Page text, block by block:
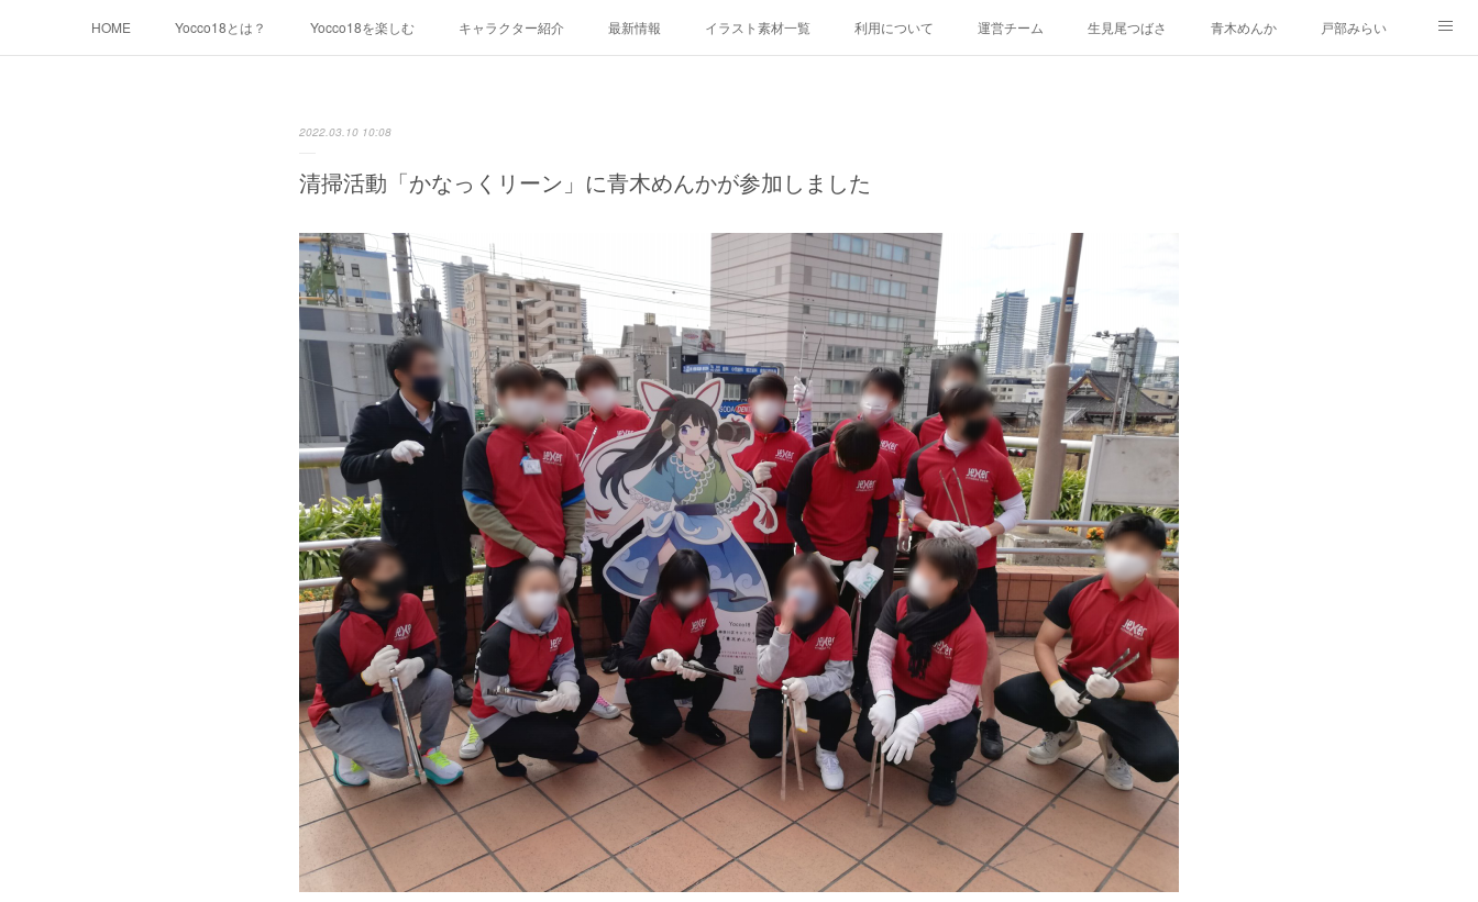
HOME Yocco18とは？ Yocco18を楽しむ キャラクター紹介 最新情報 イラスト素材一覧 利用について 運営チーム 生見尾つばさ 青木めんか 戸部みらい
瀬谷みつき
開港都市・横浜の歴史
2022.03.10 10:08
清掃活動「かなっくリーン」に青木めんかが参加しました